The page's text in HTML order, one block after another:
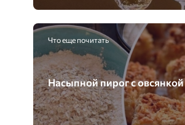
Что еще почитать
Насыпной пирог с